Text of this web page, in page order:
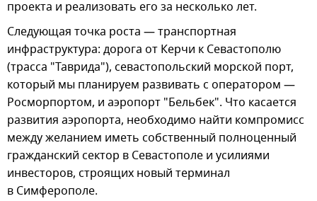
проекта и реализовать его за несколько лет.
Следующая точка роста — транспортная
инфраструктура: дорога от Керчи к Севастополю
(трасса "Таврида"), севастопольский морской порт,
который мы планируем развивать с оператором —
Росморпортом, и аэропорт "Бельбек". Что касается
развития аэропорта, необходимо найти компромисс
между желанием иметь собственный полноценный
гражданский сектор в Севастополе и усилиями
инвесторов, строящих новый терминал
в Симферополе.